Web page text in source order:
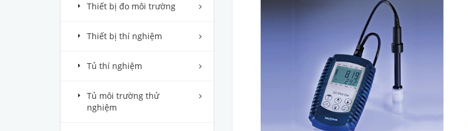
Thiết bị đo môi trường
Thiết bị thí nghiệm
Tủ thí nghiệm
Tủ môi trường thử
nghiệm